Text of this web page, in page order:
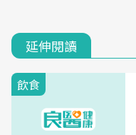
延伸閱讀
飲食